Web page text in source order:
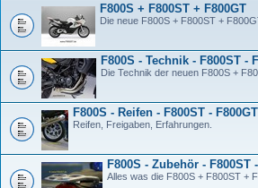
F800S + F800ST + F800GT
Die neue F800S + F800ST +
F800S - Technik - F800ST -
Die Technik der neuen F800S +
F800S - Reifen - F800ST - F800GT
Reifen, Freigaben, Erfahrungen.
F800S - Zubehör - F800ST
Alles was die F800S + F800ST +